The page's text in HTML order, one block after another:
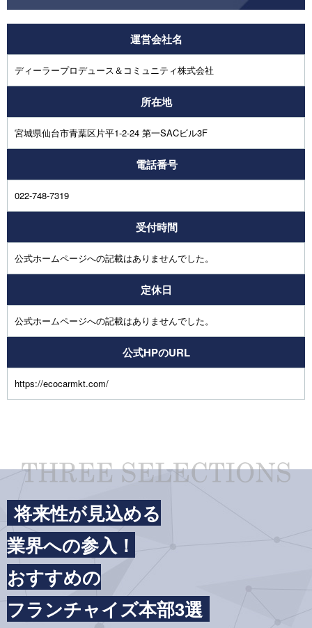
運営会社名
ディーラープロデュース＆コミュニティ株式会社
所在地
宮城県仙台市青葉区片平1-2-24 第一SACビル3F
電話番号
022-748-7319
受付時間
公式ホームページへの記載はありませんでした。
定休日
公式ホームページへの記載はありませんでした。
公式HPのURL
https://ecocarmkt.com/
将来性が見込める
業界への参入！
おすすめの
フランチャイズ本部3選